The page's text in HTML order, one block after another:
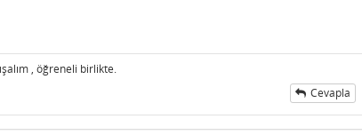
, öğreneli birlikte.
Cevapla